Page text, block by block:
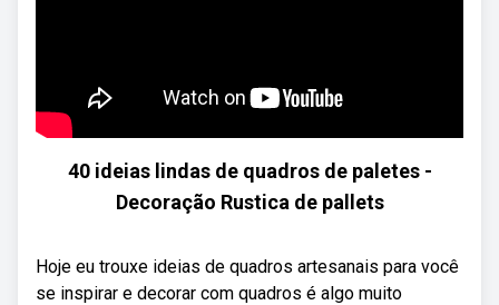
40 ideias lindas de quadros de paletes -
Decoração Rustica de pallets
Hoje eu trouxe ideias de quadros artesanais para você
se inspirar e decorar com quadros é algo muito